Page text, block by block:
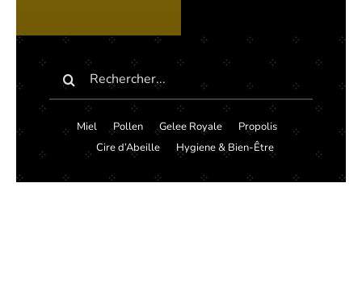
Rechercher:
Miel Pollen Gelee Royale
Propolis
Cire d’Abeille
Hygiene & Bien-Être